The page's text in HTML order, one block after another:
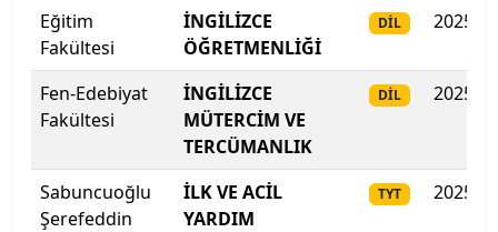
Iğdır Üniversitesi
Isparta Uygulamalı Bilimler Üniversitesi
Işık Üniversitesi
İbn Haldun Üniversitesi
Eğitim
Fakültesi
İNGİLİZCE
ÖĞRETMENLİĞİ
DİL 2025
Fen-Edebiyat
Fakültesi
İNGİLİZCE
MÜTERCİM VE
TERCÜMANLIK
DİL 2025
Sabuncuoğlu
Şerefeddin
İLK VE ACİL
YARDIM
TYT 2025